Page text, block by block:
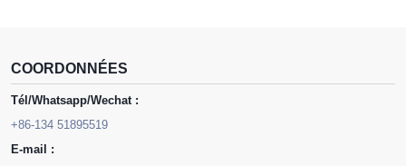
COORDONNÉES
Tél/Whatsapp/Wechat :
+86-134 51895519
E-mail :